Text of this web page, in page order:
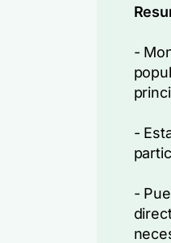
-
-
-